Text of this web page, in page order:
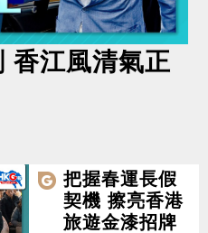
香江風清氣正
把握春運長假
契機 擦亮香港
旅遊金漆招牌